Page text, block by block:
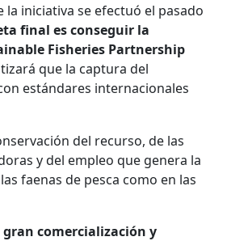
la iniciativa se efectuó el pasado
final es conseguir la
Fisheries Partnership
que la captura del
estándares internacionales
del recurso, de las
y del empleo que genera la
faenas de pesca como en las
gran comercialización y